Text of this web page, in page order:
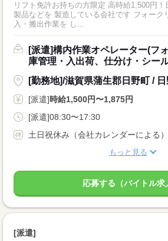
リフト免許お持ちの方限定 高時給1,500円
製品などを 製造している会社です フォーク
入・搬出作業を し...
[派遣]構内作業オペレーター(フ
庫管理・入出荷、仕分け・シー
[勤務地]/滋賀県蒲生郡日野町 / 日
[派遣]時給1,500円〜1,875円
[派遣]08:30〜17:30
もっと見る
応募する（バイトル求
[派遣]